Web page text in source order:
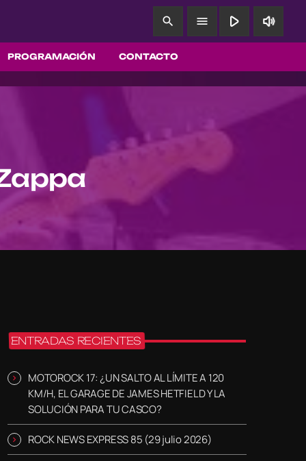
PROGRAMACIÓN CONTACTO
search menu play_arrow volume_up
ENTRADAS RECIENTES
MOTOROCK 17: ¿UN SALTO AL LÍMITE A 120
KM/H, EL GARAGE DE JAMES HETFIELD Y LA
SOLUCIÓN PARA TU CASCO?
ROCK NEWS EXPRESS 85 (29 julio 2026)